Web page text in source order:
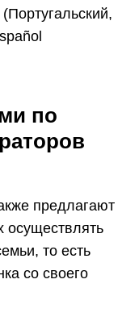
по
предлагают
осуществлять
то есть
со своего